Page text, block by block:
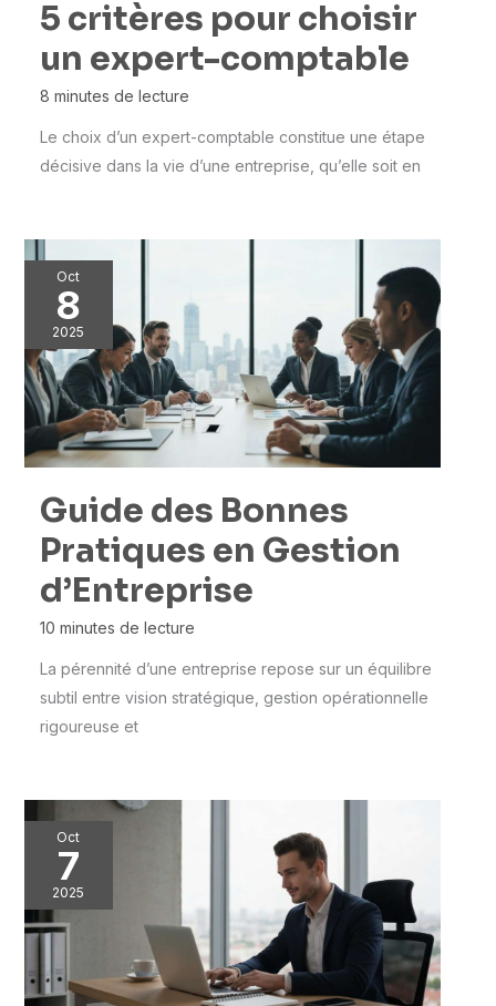
5 critères pour choisir
un expert-comptable
8 minutes de lecture
Le choix d’un expert-comptable constitue une étape
décisive dans la vie d’une entreprise, qu’elle soit en
Oct
8
2025
Guide des Bonnes
Pratiques en Gestion
d’Entreprise
10 minutes de lecture
La pérennité d’une entreprise repose sur un équilibre
subtil entre vision stratégique, gestion opérationnelle
rigoureuse et
Oct
7
2025